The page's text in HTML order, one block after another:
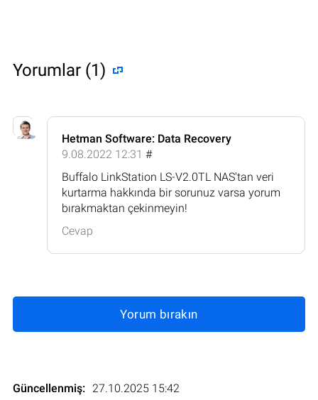
Yorumlar (1)
Hetman Software: Data Recovery
9.08.2022 12:31 #
Buffalo LinkStation LS-V2.0TL NAS'tan veri
kurtarma hakkında bir sorunuz varsa yorum
bırakmaktan çekinmeyin!
Cevap
Yorum bırakın
Güncellenmiş: 27.10.2025 15:42